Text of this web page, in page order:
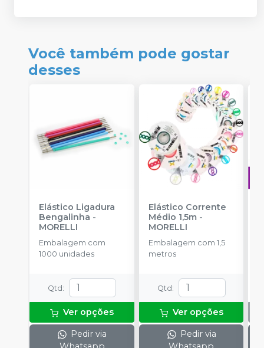
Você também pode gostar
desses
Elástico Ligadura
Bengalinha -
MORELLI
Embalagem com
1000 unidades
Qtd :
Ver opções
Pedir via
Elástico Corrente
Médio 1,5m-
MORELLI
Embalagem com 1,5
metros
Qtd :
Ver opções
Pedir via